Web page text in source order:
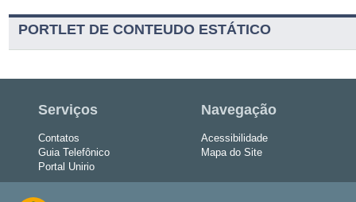
PORTLET DE CONTEUDO ESTÁTICO
Serviços
Contatos
Guia Telefônico
Portal Unirio
Navegação
Acessibilidade
Mapa do Site